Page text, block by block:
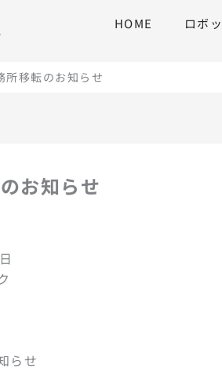
HOME ロボ
所移転のお知らせ
お知らせ
らせ